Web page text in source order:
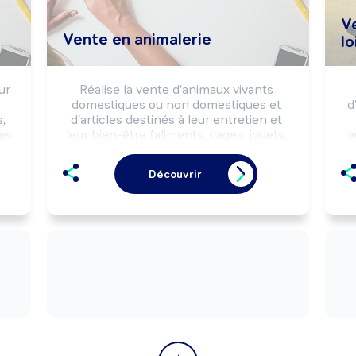
Vente en animalerie
Réalise la vente d'animaux vivants
domestiques ou non domestiques et
d'articles destinés à leur entretien et
leur bien-être (aliments, cages, jouets,
commerce, les règles d'hygiène et de
sécurité et la stratégie commerciale de
l'entreprise.
Découvrir